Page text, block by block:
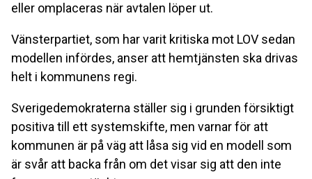
eller omplaceras när avtalen löper ut.
Vänsterpartiet, som har varit kritiska mot LOV sedan
modellen infördes, anser att hemtjänsten ska drivas
helt i kommunens regi.
Sverigedemokraterna ställer sig i grunden försiktigt
positiva till ett systemskifte, men varnar för att
kommunen är på väg att låsa sig vid en modell som
är svår att backa från om det visar sig att den inte